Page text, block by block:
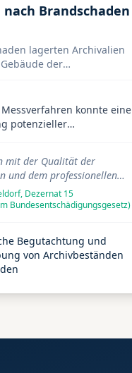
Brandschaden
lagerten Archivalien
der
durch mögliche
während der Nutzung
Risiken für
entstehen könnten. Vor
Bewertung zwingend
konnte eine
potenzieller
erheblicher
Bezirksregierung zeigte
und
sehr zufrieden
mit der Qualität der
und dem professionellen
und Bewertungsmethode
und hat
, Dezernat 15
Bundesentschädigungsgesetz)
Begutachtung und
von Archivbeständen